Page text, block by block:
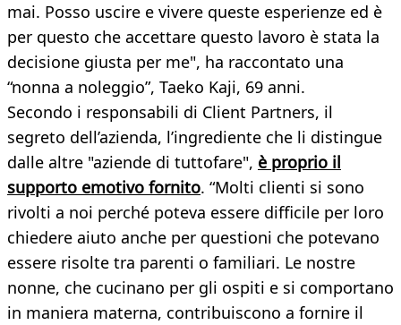
mai. Posso uscire e vivere queste esperienze ed è
per questo che accettare questo lavoro è stata la
decisione giusta per me", ha raccontato una
“nonna a noleggio”, Taeko Kaji, 69 anni.
Secondo i responsabili di Client Partners, il
segreto dell’azienda, l’ingrediente che li distingue
dalle altre "aziende di tuttofare", è proprio il
supporto emotivo fornito. “Molti clienti si sono
rivolti a noi perché poteva essere difficile per loro
chiedere aiuto anche per questioni che potevano
essere risolte tra parenti o familiari. Le nostre
nonne, che cucinano per gli ospiti e si comportano
in maniera materna, contribuiscono a fornire il